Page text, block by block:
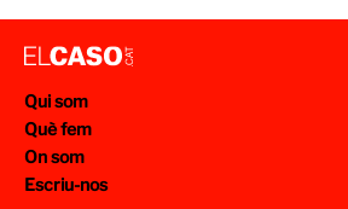
Qui som
Què fem
On som
Escriu-nos